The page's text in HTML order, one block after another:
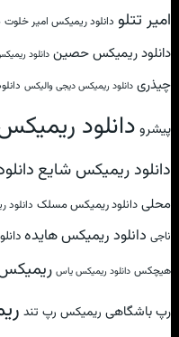
امیر تتلو دانلود ریمیکس امیر خلوت
دانلود ریمیکس حصین دانلود
چیذری دانلود ریمیکس دیجی والیکس
پیشرو دانلود
دانلود ریمیکس شایع
محلی دانلود ریمیکس مسلک
ناجی دانلود ریمیکس هایده
هیچکس دانلود ریمیکس یاس
رپ باشگاهی ریمیکس رپ تند